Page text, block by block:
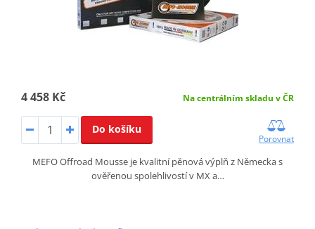
4 458 Kč Na centrálním skladu v ČR
Do košíku
Porovnat
MEFO Offroad Mousse je kvalitní pěnová výplň z Německa s
ověřenou spolehlivostí v MX a…